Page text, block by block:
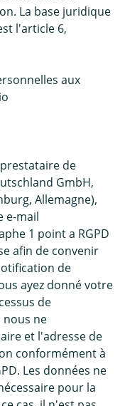
La base juridique
l'article 6,
aux
de
GmbH,
Allemagne),
e-mail
1 point a RGPD
afin de convenir
de
ayez donné votre
de
nous ne
et l'adresse de
conformément à
Les données ne
pour la